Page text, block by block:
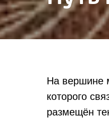
На вершине
которого
размещён